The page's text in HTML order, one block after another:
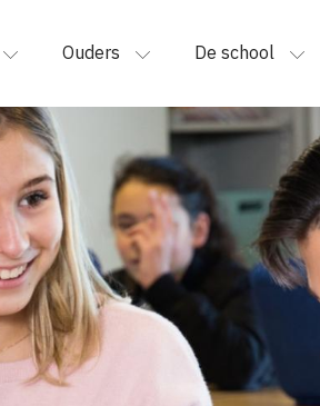
Ouders De school